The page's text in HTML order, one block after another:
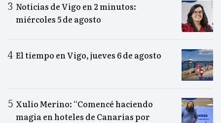
Noticias de Vigo en 2 minutos:
miércoles 5 de agosto
El tiempo en Vigo, jueves 6 de agosto
Xulio Merino: “Comencé haciendo
magia en hoteles de Canarias por